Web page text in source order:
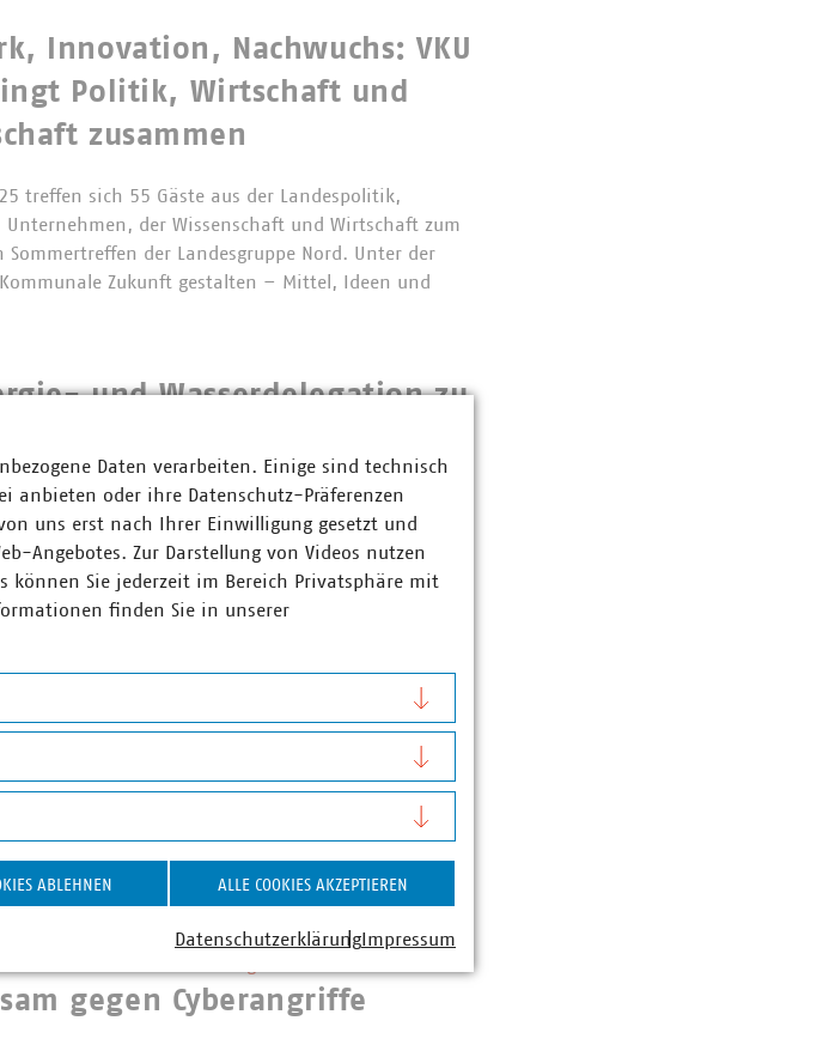
Innovation, Nachwuchs: VKU
Politik, Wirtschaft und
zusammen
treffen sich 55 Gäste aus der Landespolitik,
Unternehmen, der Wissenschaft und Wirtschaft zum
der Landesgruppe Nord. Unter der
Zukunft gestalten – Mittel, Ideen und
und Wasserdelegation zu
der VKU-Landesgruppen Nord, Berlin/ Brandenburg
Generalkonsulat Hamburg besuchte eine
von VKU-Mitgliedern aus fünf
Wasser- und Energieversorgungsunternehmen in
dem…
als Plattform für kommunale
ich gerade als kommunales Unternehmen LinkedIn
wie erstelle ich ein aussagekräftiges Profil? Wie
Beiträge, baue ein starkes Netzwerk
Interesse am Unternehmen? Diesen und…
gegen Cyberangriffe
Daten verarbeiten. Einige sind technisch
anbieten oder ihre Datenschutz-Präferenzen
uns erst nach Ihrer Einwilligung gesetzt und
Angebotes. Zur Darstellung von Videos nutzen
können Sie jederzeit im Bereich Privatsphäre mit
finden Sie in unserer
ABLEHNEN ALLE COOKIES AKZEPTIEREN
DatenschutzerklärungImpressum